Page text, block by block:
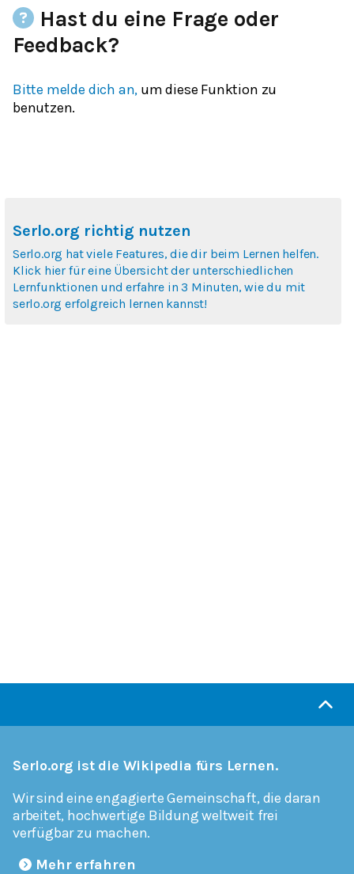
Hast du eine Frage oder
Feedback?
Bitte melde dich an, um diese Funktion zu
benutzen.
Serlo.org richtig nutzen
Serlo.org hat viele Features, die dir beim Lernen helfen.
Klick hier für eine Übersicht der unterschiedlichen
Lernfunktionen und erfahre in 3 Minuten, wie du mit
serlo.org erfolgreich lernen kannst!
Serlo.org ist die Wikipedia fürs Lernen.
Wir sind eine engagierte Gemeinschaft, die daran
arbeitet, hochwertige Bildung weltweit frei
verfügbar zu machen.
Mehr erfahren